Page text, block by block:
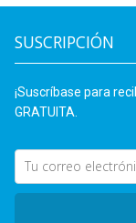
SUSCRIPCIÓN
¡Suscríbase para
GRATUITA.